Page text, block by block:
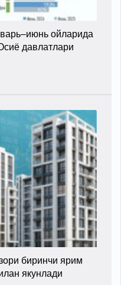
ойларида
давлатлари
биринчи ярим
якунлади